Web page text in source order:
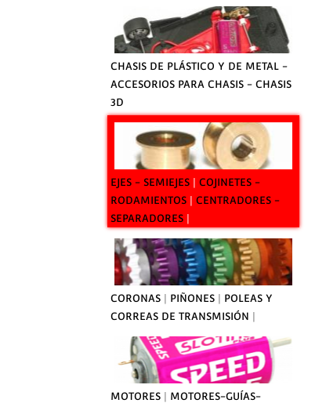
CHASIS DE PLÁSTICO Y DE METAL -
ACCESORIOS PARA CHASIS - CHASIS
3D
EJES - SEMIEJES
COJINETES -
RODAMIENTOS
CENTRADORES -
SEPARADORES
CORONAS PIÑONES
POLEAS Y
CORREAS DE TRANSMISIÓN
MOTORES
MOTORES-GUÍAS-